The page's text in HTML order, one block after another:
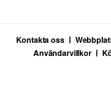
Kontakta oss
Användarvillkor